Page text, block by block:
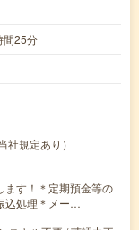
25分
社規定あり）
ます！＊定期預金等の
込処理＊メー…